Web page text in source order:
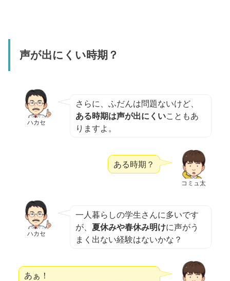
声が出にくい時期？
ハカセ
さらに、ふだんは問題ないけど、
ある時期は声が出にくいこともあ
りますよ。
コミュ太
ある時期？
ハカセ
一人暮らしの学生さんに多いです
が、夏休みや春休み明けに声がう
まく出ない経験はないかな？
あぁ！